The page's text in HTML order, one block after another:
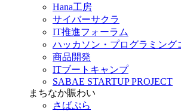
Hana工房
サイバーサクラ
IT推進フォーラム
ハッカソン・プログラミング
商品開発
ITブートキャンプ
SABAE STARTUP PROJECT
まちなか賑わい
さばぷら